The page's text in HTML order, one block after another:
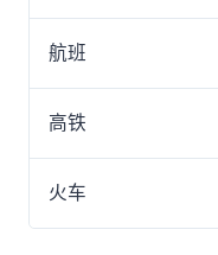
航班
高铁
火车